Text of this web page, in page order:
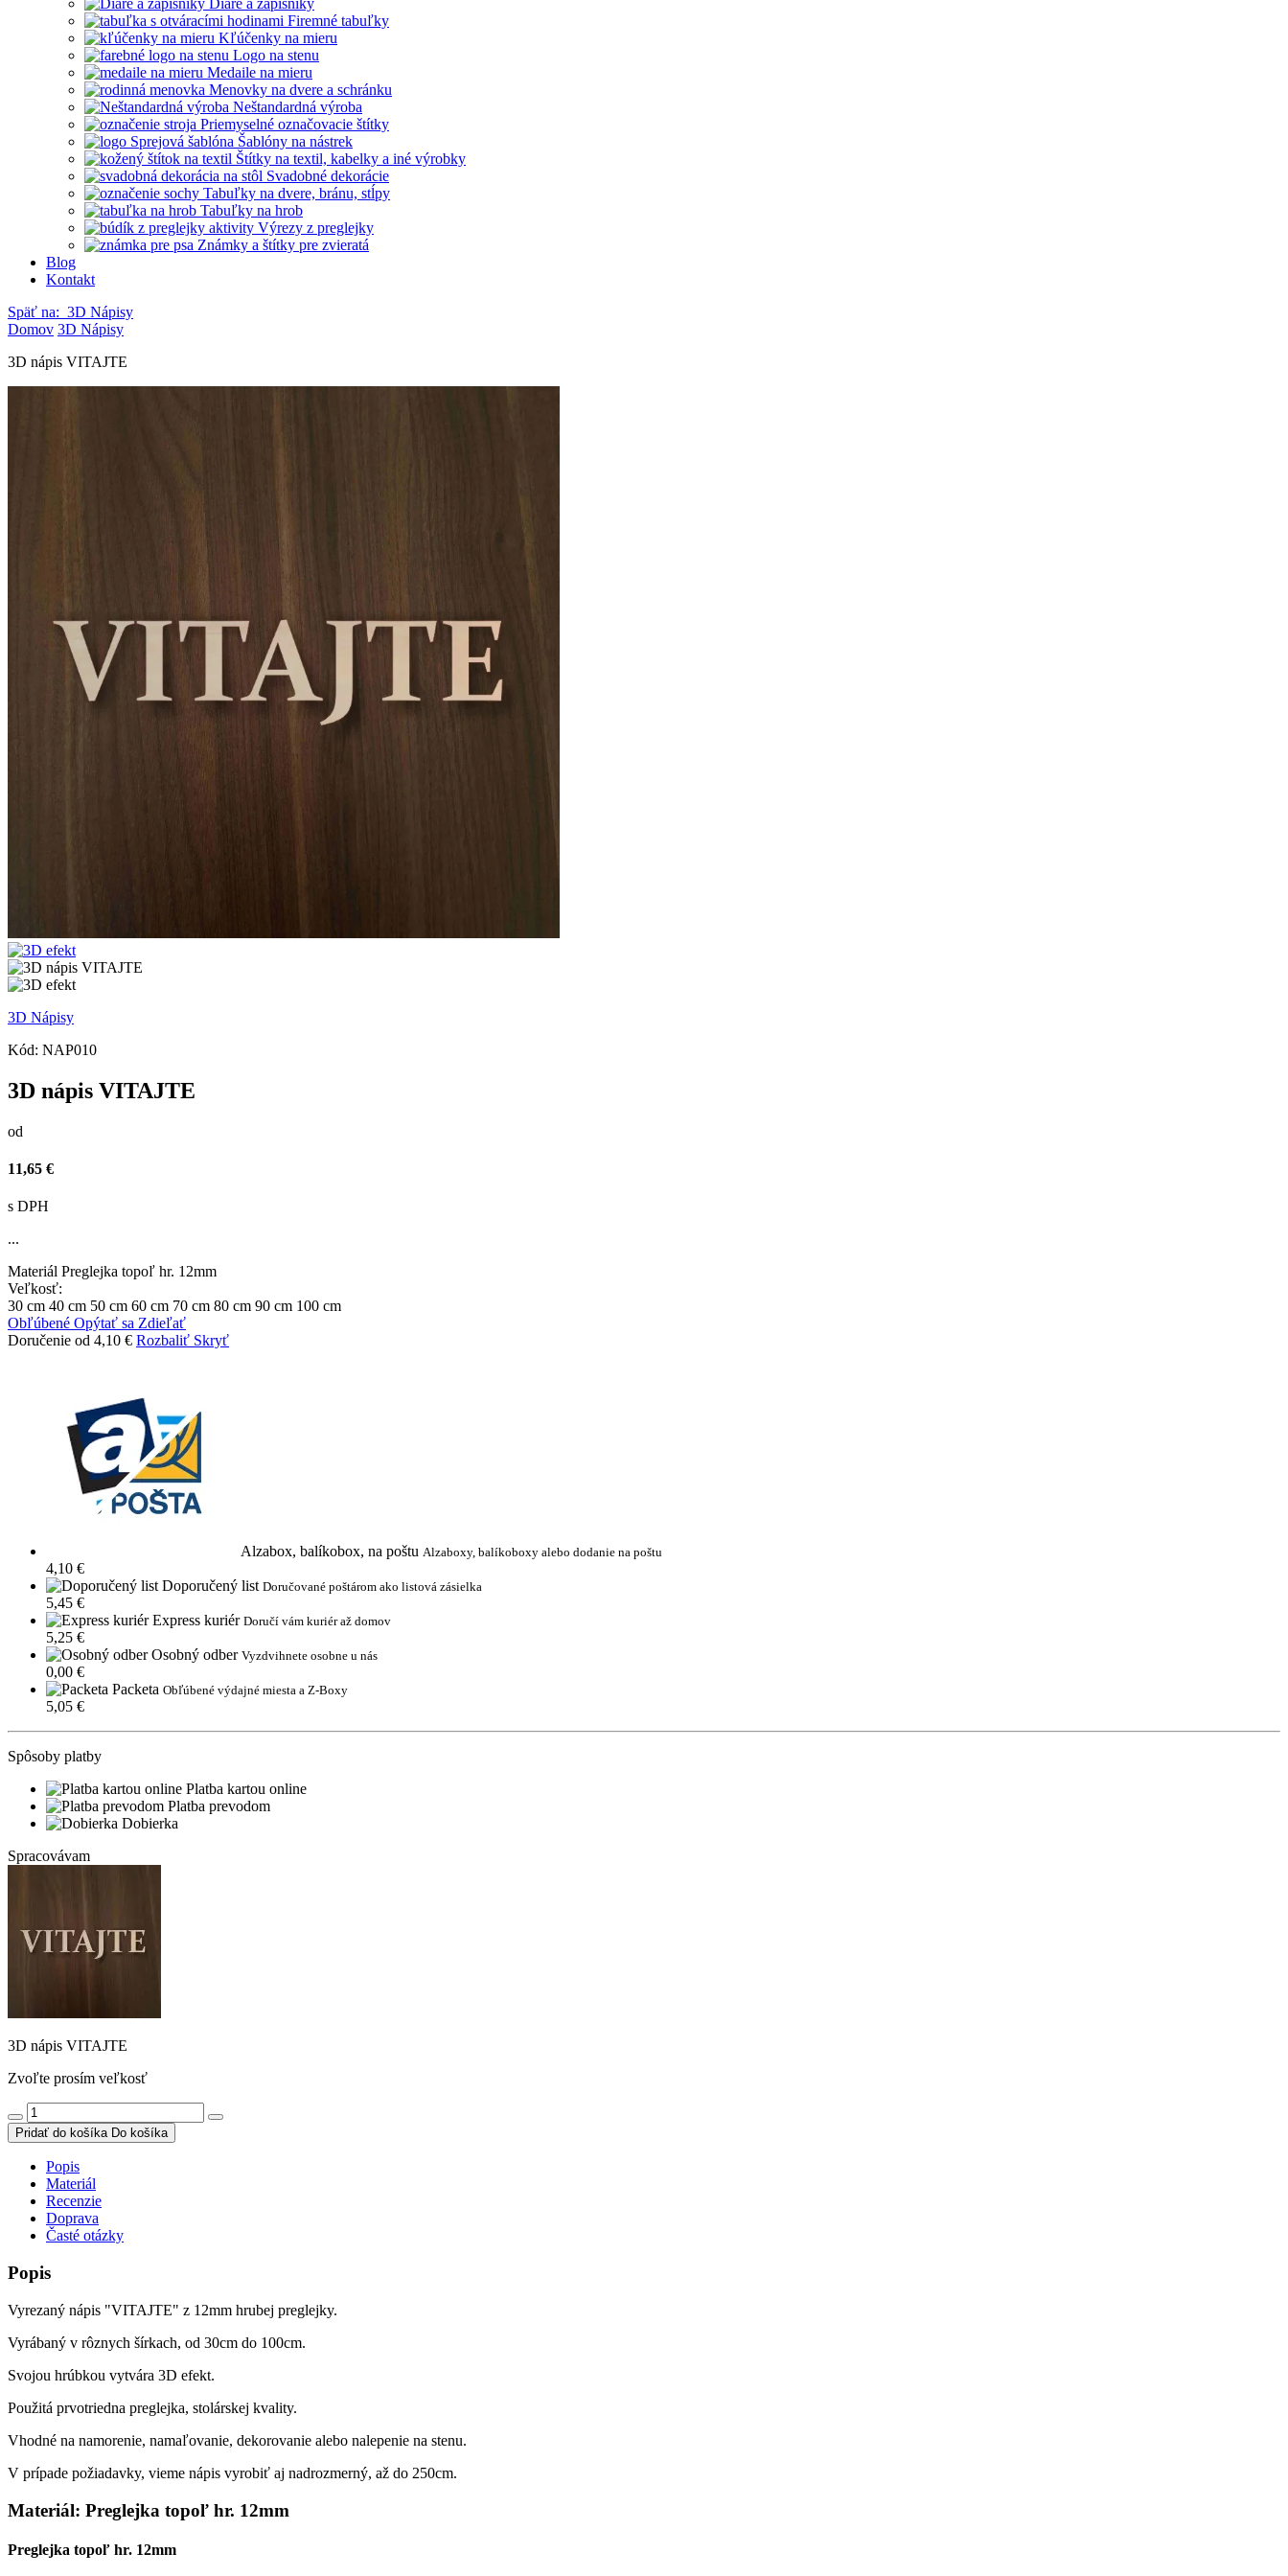
Diáre a zápisníky
Firemné tabuľky
Kľúčenky na mieru
Logo na stenu
Medaile na mieru
Menovky na dvere a schránku
Neštandardná výroba
Priemyselné označovacie štítky
Šablóny na nástrek
Štítky na textil, kabelky a iné výrobky
Svadobné dekorácie
Tabuľky na dvere, bránu, stĺpy
Tabuľky na hrob
Výrezy z preglejky
Známky a štítky pre zvieratá
Blog
Kontakt
Späť na: 3D Nápisy
Domov 3D Nápisy
3D nápis VITAJTE
3D Nápisy
Kód: NAP010
3D nápis VITAJTE
od
11,65 €
s DPH
...
Materiál Preglejka topoľ hr. 12mm
Veľkosť:
30 cm 40 cm 50 cm 60 cm 70 cm 80 cm 90 cm 100 cm
Obľúbené Opýtať sa Zdieľať
Doručenie od 4,10 € Rozbaliť Skryť
Alzabox, balíkobox, na poštu Alzaboxy, balíkoboxy alebo dodanie na poštu
4,10 €
Doporučený list Doručované poštárom ako listová zásielka
5,45 €
Express kuriér Doručí vám kuriér až domov
5,25 €
Osobný odber Vyzdvihnete osobne u nás
0,00 €
Packeta Obľúbené výdajné miesta a Z-Boxy
5,05 €
Spôsoby platby
Platba kartou online
Platba prevodom
Dobierka
Spracovávam
3D nápis VITAJTE
Zvoľte prosím veľkosť
Pridať do košíka Do košíka
Popis
Materiál
Recenzie
Doprava
Časté otázky
Popis
Vyrezaný nápis "VITAJTE" z 12mm hrubej preglejky.
Vyrábaný v rôznych šírkach, od 30cm do 100cm.
Svojou hrúbkou vytvára 3D efekt.
Použitá prvotriedna preglejka, stolárskej kvality.
Vhodné na namorenie, namaľovanie, dekorovanie alebo nalepenie na stenu.
V prípade požiadavky, vieme nápis vyrobiť aj nadrozmerný, až do 250cm.
Materiál: Preglejka topoľ hr. 12mm
Preglejka topoľ hr. 12mm